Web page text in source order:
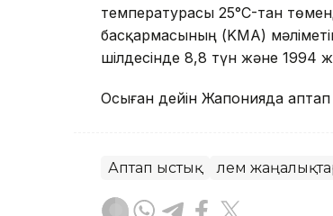
температурасы 25°C-тан
басқармасының (KMA)
шілдесінде 8,8 түн және 1994
Осыған дейін Жапонияда
Аптап ыстық Әлем